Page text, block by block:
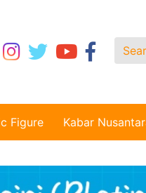
Figure Kabar